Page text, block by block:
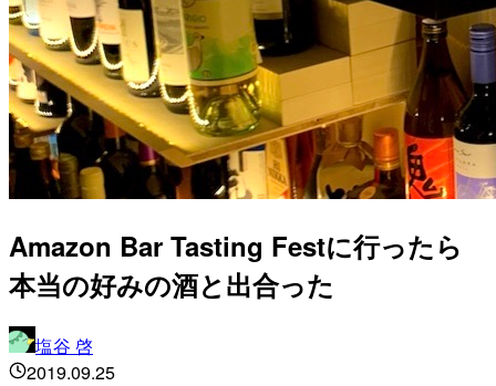
Amazon Bar Tasting Festに行ったら
本当の好みの酒と出合った
塩谷 啓
2019.09.25